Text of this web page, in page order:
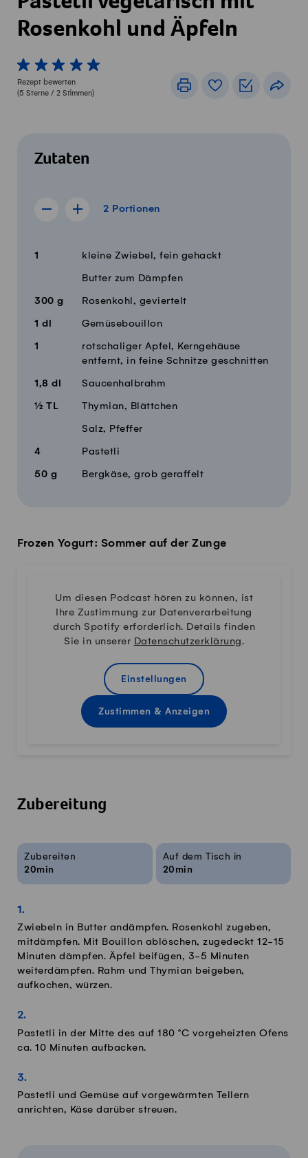
Rosenkohl und Äpfeln
1 von 5 Sterne
2 von 5 Sterne
3 von 5 Sterne
4 von 5 Sterne
5 von 5 Sterne
Rezept bewerten
(5 Sterne / 2 Stimmen)
DruckenRezeptbuch
Zutaten
2 Portionen
Rezept für 1 Portion anzeigen
Rezept für 3 Portionen anzeigen
2 Portionen
Menge Zutaten
1 kleine Zwiebel, fein gehackt
Butter zum Dämpfen
300 g Rosenkohl, geviertelt
1 dl Gemüsebouillon
1
rotschaliger Apfel, Kerngehäuse
entfernt, in feine Schnitze geschnitten
1,8 dl Saucenhalbrahm
½ TL Thymian, Blättchen
Salz, Pfeffer
4 Pastetli
50 g Bergkäse, grob geraffelt
Frozen Yogurt: Sommer auf der Zunge
Um diesen Podcast hören zu können, ist
Ihre Zustimmung zur Datenverarbeitung
durch Spotify erforderlich. Details finden
Sie in unserer Datenschutzerklärung.
Einstellungen
Zustimmen & Anzeigen
Zubereitung
Rezeptinfos
Zubereiten
20min
Auf dem Tisch in
20min
Zwiebeln in Butter andämpfen. Rosenkohl zugeben,
mitdämpfen. Mit Bouillon ablöschen, zugedeckt 12-15
Minuten dämpfen. Äpfel beifügen, 3-5 Minuten
weiterdämpfen. Rahm und Thymian beigeben,
aufkochen, würzen.
Pastetli in der Mitte des auf 180 °C vorgeheizten Ofens
ca. 10 Minuten aufbacken.
Pastetli und Gemüse auf vorgewärmten Tellern
anrichten, Käse darüber streuen.